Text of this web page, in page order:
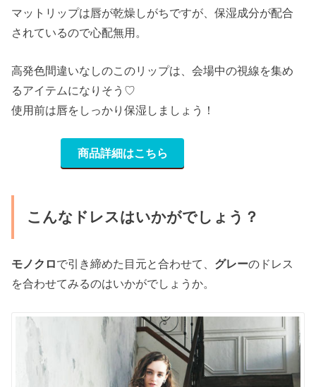
マットリップは唇が乾燥しがちですが、保湿成分が配合
されているので心配無用。
高発色間違いなしのこのリップは、会場中の視線を集め
るアイテムになりそう♡
使用前は唇をしっかり保湿しましょう！
商品詳細はこちら
こんなドレスはいかがでしょう？
モノクロで引き締めた目元と合わせて、 グレーのドレス
を合わせてみるのはいかがでしょうか。